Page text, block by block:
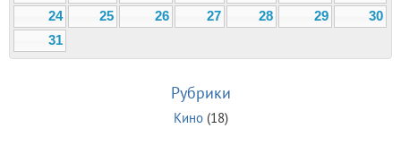
24
25 26 27 28 29
30
31
Рубрики
Кино(18)